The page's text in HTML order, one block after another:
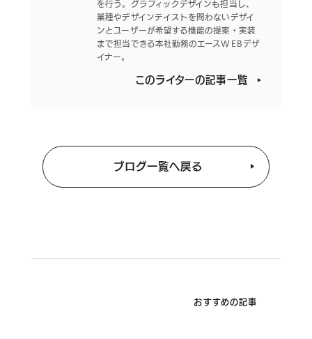
を行う。グラフィックデザインも担当し、
業種やデザインテイストを問わないデザイ
ンとユーザーが希望する機能の提案・実装
まで担当できる本社勤務のエースWEBデザ
イナー。
このライターの記事一覧
ブログ一覧へ戻る
おすすめの記事